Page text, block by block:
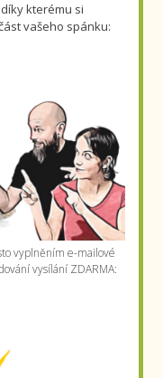
díky kterému si
vašeho spánku:
vyplněním e-mailové
vysílání ZDARMA: